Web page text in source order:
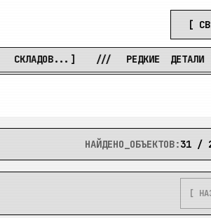
[
/// РЕДКИЕ ДЕТАЛИ
НАЙДЕНО_ОБЪЕКТОВ:31 /
[